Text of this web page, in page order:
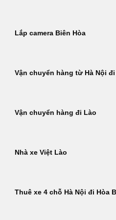
Lắp camera Biên Hòa
Vận chuyển hàng từ Hà Nội đi
Vận chuyển hàng đi Lào
Nhà xe Việt Lào
Thuê xe 4 chỗ Hà Nội đi Hòa